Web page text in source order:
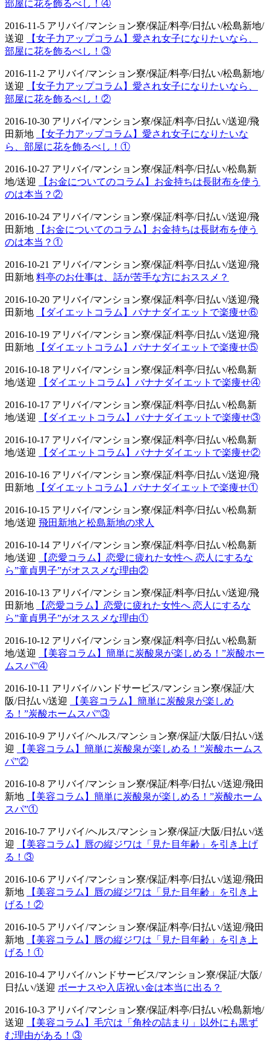
部屋に花を飾るべし！④
2016-11-5 アリバイ/マンション寮/保証/料亭/日払い/松島新地/
送迎
【女子力アップコラム】愛され女子になりたいなら、
部屋に花を飾るべし！③
2016-11-2 アリバイ/マンション寮/保証/料亭/日払い/松島新地/
送迎
【女子力アップコラム】愛され女子になりたいなら、
部屋に花を飾るべし！②
2016-10-30 アリバイ/マンション寮/保証/料亭/日払い/送迎/飛
田新地
【女子力アップコラム】愛され女子になりたいな
ら、部屋に花を飾るべし！①
2016-10-27 アリバイ/マンション寮/保証/料亭/日払い/松島新
地/送迎
【お金についてのコラム】お金持ちは長財布を使う
のは本当？②
2016-10-24 アリバイ/マンション寮/保証/料亭/日払い/送迎/飛
田新地
【お金についてのコラム】お金持ちは長財布を使う
のは本当？①
2016-10-21 アリバイ/マンション寮/保証/料亭/日払い/送迎/飛
田新地 料亭のお仕事は、話が苦手な方におススメ？
2016-10-20 アリバイ/マンション寮/保証/料亭/日払い/送迎/飛
田新地
【ダイエットコラム】バナナダイエットで楽痩せ⑥
2016-10-19 アリバイ/マンション寮/保証/料亭/日払い/送迎/飛
田新地
【ダイエットコラム】バナナダイエットで楽痩せ⑤
2016-10-18 アリバイ/マンション寮/保証/料亭/日払い/松島新
地/送迎
【ダイエットコラム】バナナダイエットで楽痩せ④
2016-10-17 アリバイ/マンション寮/保証/料亭/日払い/松島新
地/送迎
【ダイエットコラム】バナナダイエットで楽痩せ③
2016-10-17 アリバイ/マンション寮/保証/料亭/日払い/松島新
地/送迎
【ダイエットコラム】バナナダイエットで楽痩せ②
2016-10-16 アリバイ/マンション寮/保証/料亭/日払い/送迎/飛
田新地
【ダイエットコラム】バナナダイエットで楽痩せ①
2016-10-15 アリバイ/マンション寮/保証/料亭/日払い/松島新
地/送迎 飛田新地と松島新地の求人
2016-10-14 アリバイ/マンション寮/保証/料亭/日払い/松島新
地/送迎
【恋愛コラム】恋愛に疲れた女性へ 恋人にするな
ら”童貞男子”がオススメな理由②
2016-10-13 アリバイ/マンション寮/保証/料亭/日払い/送迎/飛
田新地
【恋愛コラム】恋愛に疲れた女性へ 恋人にするな
ら”童貞男子”がオススメな理由①
2016-10-12 アリバイ/マンション寮/保証/料亭/日払い/松島新
地/送迎
【美容コラム】簡単に炭酸泉が楽しめる！”炭酸ホー
ムスパ”④
2016-10-11 アリバイ/ハンドサービス/マンション寮/保証/大
阪/日払い/送迎
【美容コラム】簡単に炭酸泉が楽しめ
る！”炭酸ホームスパ”③
2016-10-9 アリバイ/ヘルス/マンション寮/保証/大阪/日払い/送
迎
【美容コラム】簡単に炭酸泉が楽しめる！”炭酸ホームス
パ”②
2016-10-8 アリバイ/マンション寮/保証/料亭/日払い/送迎/飛田
新地
【美容コラム】簡単に炭酸泉が楽しめる！”炭酸ホーム
スパ”①
2016-10-7 アリバイ/ヘルス/マンション寮/保証/大阪/日払い/送
迎
【美容コラム】唇の縦ジワは「見た目年齢」を引き上げ
る！③
2016-10-6 アリバイ/マンション寮/保証/料亭/日払い/送迎/飛田
新地
【美容コラム】唇の縦ジワは「見た目年齢」を引き上
げる！②
2016-10-5 アリバイ/マンション寮/保証/料亭/日払い/送迎/飛田
新地
【美容コラム】唇の縦ジワは「見た目年齢」を引き上
げる！①
2016-10-4 アリバイ/ハンドサービス/マンション寮/保証/大阪/
日払い/送迎 ボーナスや入店祝い金は本当に出る？
2016-10-3 アリバイ/マンション寮/保証/料亭/日払い/松島新地/
送迎
【美容コラム】毛穴は「角栓の詰まり」以外にも黒ず
む理由がある！③